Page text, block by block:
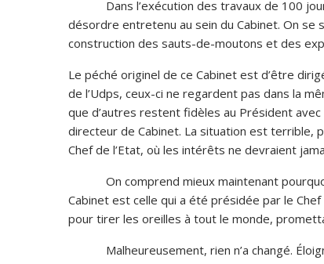
Dans l’exécution des travaux de 100
désordre entretenu au sein du Cabinet. On
construction des sauts-de-moutons et des
Le péché originel de ce Cabinet est d’être
de l’Udps, ceux-ci ne regardent pas dans la
que d’autres restent fidèles au Président
directeur de Cabinet. La situation est terrible,
Chef de l’Etat, où les intérêts ne devraient
On comprend mieux maintenant pourquoi,
Cabinet est celle qui a été présidée par le
pour tirer les oreilles à tout le monde,
Malheureusement, rien n’a changé.